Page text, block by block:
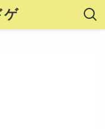
ゲ